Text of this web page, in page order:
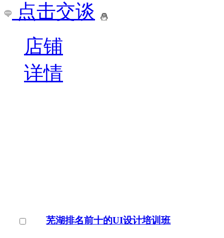
点击交谈
店铺
详情
芜湖排名前十的UI设计培训班